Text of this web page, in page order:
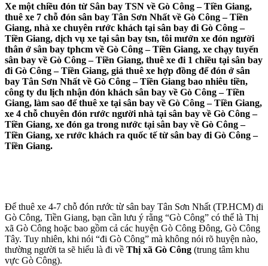
Xe một chiều đón từ Sân bay TSN về Gò Công – Tiền Giang,
thuê xe 7 chỗ đón sân bay Tân Sơn Nhất về Gò Công – Tiền
Giang, nhà xe chuyên rước khách tại sân bay đi Gò Công –
Tiền Giang, dịch vụ xe tại sân bay tsn, tôi mướn xe đón người
thân ở sân bay tphcm về Gò Công – Tiền Giang, xe chạy tuyến
sân bay về Gò Công – Tiền Giang, thuê xe đi 1 chiều tại sân bay
đi Gò Công – Tiền Giang, giá thuê xe hợp đồng để đón ở sân
bay Tân Sơn Nhất về Gò Công – Tiền Giang bao nhiêu tiền,
công ty du lịch nhận đón khách sân bay về Gò Công – Tiền
Giang, làm sao để thuê xe tại sân bay về Gò Công – Tiền Giang,
xe 4 chỗ chuyên đón rước người nhà tại sân bay về Gò Công –
Tiền Giang, xe đón ga trong nước tại sân bay về Gò Công –
Tiền Giang, xe rước khách ra quốc tế từ sân bay đi Gò Công –
Tiền Giang.
Để thuê xe 4-7 chỗ đón rước từ sân bay Tân Sơn Nhất (TP.HCM) đi
Gò Công, Tiền Giang, bạn cần lưu ý rằng “Gò Công” có thể là Thị
xã Gò Công hoặc bao gồm cả các huyện Gò Công Đông, Gò Công
Tây. Tuy nhiên, khi nói “đi Gò Công” mà không nói rõ huyện nào,
thường người ta sẽ hiểu là đi về Thị xã Gò Công (trung tâm khu
vực Gò Công).